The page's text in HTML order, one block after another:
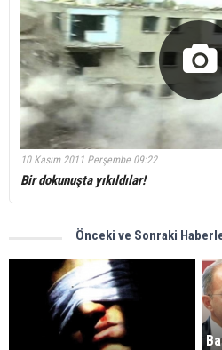
10 Kasım 2011 Perşembe 09:22
Bir dokunuşta yıkıldılar!
Önceki ve Sonraki